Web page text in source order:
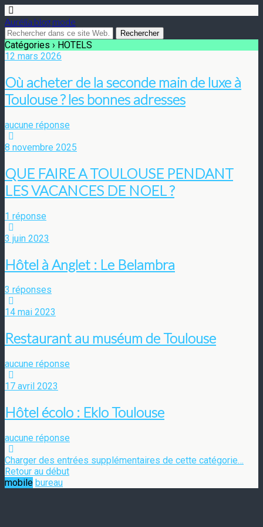
Aurélia blog mode
Catégories › HOTELS
12 mars 2026
Où acheter de la seconde main de luxe à
Toulouse ? les bonnes adresses
aucune réponse
8 novembre 2025
QUE FAIRE A TOULOUSE PENDANT
LES VACANCES DE NOEL ?
1 réponse
3 juin 2023
Hôtel à Anglet : Le Belambra
3 réponses
14 mai 2023
Restaurant au muséum de Toulouse
aucune réponse
17 avril 2023
Hôtel écolo : Eklo Toulouse
aucune réponse
Charger des entrées supplémentaires de cette catégorie…
Retour au début
mobile bureau